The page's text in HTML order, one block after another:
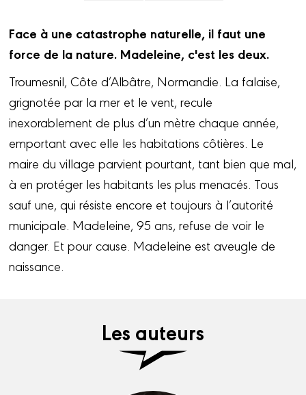
Face à une catastrophe naturelle, il faut une
force de la nature. Madeleine, c'est les deux.
Troumesnil, Côte d’Albâtre, Normandie. La falaise,
grignotée par la mer et le vent, recule
inexorablement de plus d’un mètre chaque année,
emportant avec elle les habitations côtières. Le
maire du village parvient pourtant, tant bien que mal,
à en protéger les habitants les plus menacés. Tous
sauf une, qui résiste encore et toujours à l’autorité
municipale. Madeleine, 95 ans, refuse de voir le
danger. Et pour cause. Madeleine est aveugle de
naissance.
Les auteurs